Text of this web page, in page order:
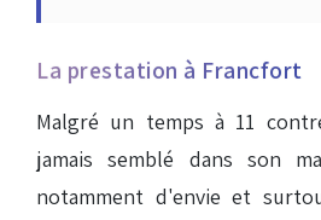
La prestation à Francfort
Malgré un temps à 11
jamais semblé dans son
notamment d'envie et